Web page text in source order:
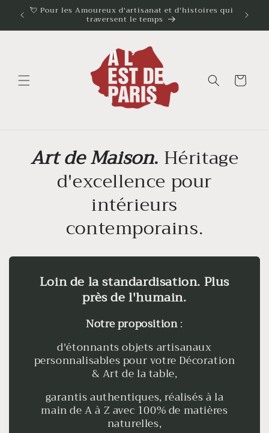
passer
💘 Pour les Amoureux d'artisanat et d'histoires qui
traversent le temps
Panier
Art de Maison. Héritage
d'excellence pour
intérieurs
contemporains.
Loin de la standardisation. Plus
près de l'humain.
Notre proposition:
d'étonnants objets artisanaux
personnalisables pour votre Décoration
& Art de la table,
garantis authentiques, réalisés à la
main de A à Z avec 100% de matières
naturelles,